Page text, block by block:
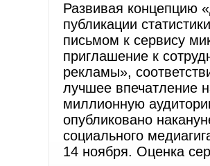
Развивая концепцию
публикации
письмом к сервису
приглашение к
рекламы»,
лучшее впечатление
миллионную
опубликовано
социального
14 ноября. Оценка